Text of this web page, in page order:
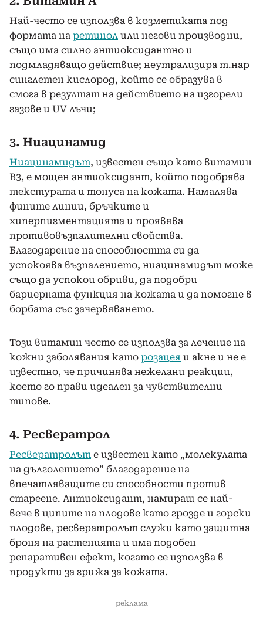
Най-често се използва в козметиката под
формата на ретинол или негови производни,
също има силно антиоксидантно и
подмладяващо действие; неутрализира т.нар
синглетен кислород, който се образува в
смога в резултат на действието на изгорели
газове и UV лъчи;
3. Ниацинамид
Ниацинамидът, известен също като витамин
B3, е мощен антиоксидант, който подобрява
текстурата и тонуса на кожата. Намалява
фините линии, бръчките и
хиперпигментацията и проявява
противовъзпалителни свойства.
Благодарение на способността си да
успокоява възпалението, ниацинамидът може
също да успокои обриви, да подобри
бариерната функция на кожата и да помогне в
борбата със зачервяването.
Този витамин често се използва за лечение на
кожни заболявания като розацея и акне и не е
известно, че причинява нежелани реакции,
което го прави идеален за чувствителни
типове.
4. Ресвератрол
Ресвератролът е известен като „молекулата
на дълголетието” благодарение на
впечатляващите си способности против
стареене. Антиоксидант, намиращ се най-
вече в ципите на плодове като грозде и горски
плодове, ресвератролът служи като защитна
броня на растенията и има подобен
репаративен ефект, когато се използва в
продукти за грижа за кожата.
реклама